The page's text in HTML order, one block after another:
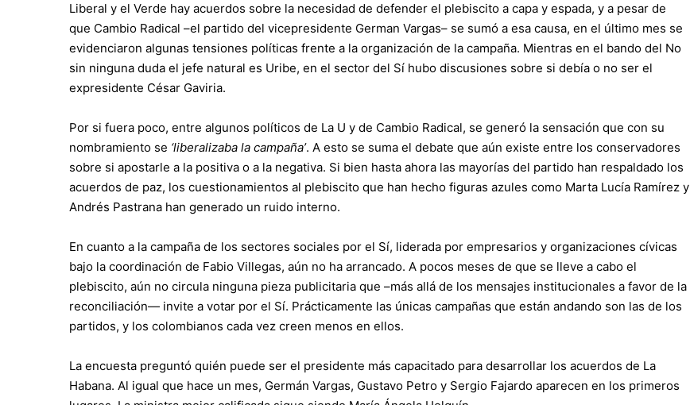
Liberal y el Verde hay acuerdos sobre la necesidad de defender el plebiscito a capa y espada, y a pesar de
que Cambio Radical –el partido del vicepresidente German Vargas– se sumó a esa causa, en el último mes se
evidenciaron algunas tensiones políticas frente a la organización de la campaña. Mientras en el bando del No
sin ninguna duda el jefe natural es Uribe, en el sector del Sí hubo discusiones sobre si debía o no ser el
expresidente César Gaviria.
Por si fuera poco, entre algunos políticos de La U y de Cambio Radical, se generó la sensación que con su
nombramiento se ‘liberalizaba la campaña’. A esto se suma el debate que aún existe entre los conservadores
sobre si apostarle a la positiva o a la negativa. Si bien hasta ahora las mayorías del partido han respaldado los
acuerdos de paz, los cuestionamientos al plebiscito que han hecho figuras azules como Marta Lucía Ramírez y
Andrés Pastrana han generado un ruido interno.
En cuanto a la campaña de los sectores sociales por el Sí, liderada por empresarios y organizaciones cívicas
bajo la coordinación de Fabio Villegas, aún no ha arrancado. A pocos meses de que se lleve a cabo el
plebiscito, aún no circula ninguna pieza publicitaria que –más allá de los mensajes institucionales a favor de la
reconciliación— invite a votar por el Sí. Prácticamente las únicas campañas que están andando son las de los
partidos, y los colombianos cada vez creen menos en ellos.
La encuesta preguntó quién puede ser el presidente más capacitado para desarrollar los acuerdos de La
Habana. Al igual que hace un mes, Germán Vargas, Gustavo Petro y Sergio Fajardo aparecen en los primeros